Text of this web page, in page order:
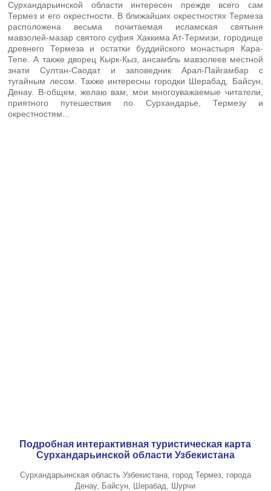
Сурхандарьинской области интересен прежде всего сам
Термез и его окрестности. В ближайших окрестностях Термеза
расположена весьма почитаемая исламская святыня
мавзолей-мазар святого суфия Хаккима Ат-Термизи, городище
древнего Термеза и остатки буддийского монастыря Кара-
Тепе. А также дворец Кырк-Кыз, ансамбль мавзолеев местной
знати Султан-Саодат и заповедник Арал-Пайгамбар с
тугайным лесом. Также интересны городки Шерабад, Байсун,
Денау. В-общем, желаю вам, мои многоуважаемые читатели,
приятного путешествия по Сурхандарье, Термезу и
окрестностям...
Подробная интерактивная туристическая карта
Сурхандарьинской области Узбекистана
Сурхандарьинская область Узбекистана, город Термез, города
Денау, Байсун, Шерабад, Шурчи